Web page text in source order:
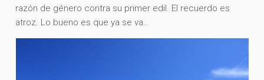
razón de género contra su primer edil. El recuerdo es
atroz. Lo bueno es que ya se va…